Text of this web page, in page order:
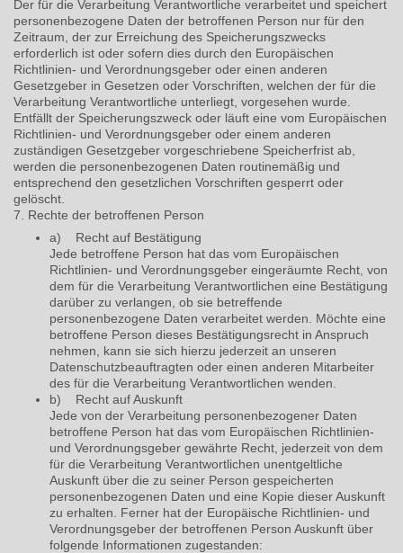
Der für die Verarbeitung Verantwortliche verarbeitet und speichert
personenbezogene Daten der betroffenen Person nur für den
Zeitraum, der zur Erreichung des Speicherungszwecks
erforderlich ist oder sofern dies durch den Europäischen
Richtlinien- und Verordnungsgeber oder einen anderen
Gesetzgeber in Gesetzen oder Vorschriften, welchen der für die
Verarbeitung Verantwortliche unterliegt, vorgesehen wurde.
Entfällt der Speicherungszweck oder läuft eine vom Europäischen
Richtlinien- und Verordnungsgeber oder einem anderen
zuständigen Gesetzgeber vorgeschriebene Speicherfrist ab,
werden die personenbezogenen Daten routinemäßig und
entsprechend den gesetzlichen Vorschriften gesperrt oder
gelöscht.
7. Rechte der betroffenen Person
a) Recht auf Bestätigung
Jede betroffene Person hat das vom Europäischen
Richtlinien- und Verordnungsgeber eingeräumte Recht, von
dem für die Verarbeitung Verantwortlichen eine Bestätigung
darüber zu verlangen, ob sie betreffende
personenbezogene Daten verarbeitet werden. Möchte eine
betroffene Person dieses Bestätigungsrecht in Anspruch
nehmen, kann sie sich hierzu jederzeit an unseren
Datenschutzbeauftragten oder einen anderen Mitarbeiter
des für die Verarbeitung Verantwortlichen wenden.
b) Recht auf Auskunft
Jede von der Verarbeitung personenbezogener Daten
betroffene Person hat das vom Europäischen Richtlinien-
und Verordnungsgeber gewährte Recht, jederzeit von dem
für die Verarbeitung Verantwortlichen unentgeltliche
Auskunft über die zu seiner Person gespeicherten
personenbezogenen Daten und eine Kopie dieser Auskunft
zu erhalten. Ferner hat der Europäische Richtlinien- und
Verordnungsgeber der betroffenen Person Auskunft über
folgende Informationen zugestanden: